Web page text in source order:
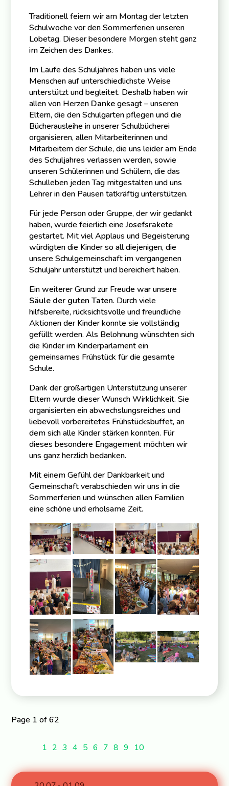
Traditionell feiern wir am Montag der letzten
Schulwoche vor den Sommerferien unseren
Lobetag. Dieser besondere Morgen steht ganz
im Zeichen des Dankes.
Im Laufe des Schuljahres haben uns viele
Menschen auf unterschiedlichste Weise
unterstützt und begleitet. Deshalb haben wir
allen von Herzen Dankegesagt – unseren
Eltern, die den Schulgarten pflegen und die
Bücherausleihe in unserer Schulbücherei
organisieren, allen Mitarbeiterinnen und
Mitarbeitern der Schule, die uns leider am Ende
des Schuljahres verlassen werden, sowie
unseren Schülerinnen und Schülern, die das
Schulleben jeden Tag mitgestalten und uns
Lehrer in den Pausen tatkräftig unterstützen.
Für jede Person oder Gruppe, der wir gedankt
haben, wurde feierlich eineJosefsrakete
gestartet. Mit viel Applaus und Begeisterung
würdigten die Kinder so all diejenigen, die
unsere Schulgemeinschaft im vergangenen
Schuljahr unterstützt und bereichert haben.
Ein weiterer Grund zur Freude war unsere
Säule der guten Taten. Durch viele
hilfsbereite, rücksichtsvolle und freundliche
Aktionen der Kinder konnte sie vollständig
gefüllt werden. Als Belohnung wünschten sich
die Kinder im Kinderparlament ein
gemeinsames Frühstück für die gesamte
Schule.
Dank der großartigen Unterstützung unserer
Eltern wurde dieser Wunsch Wirklichkeit. Sie
organisierten ein abwechslungsreiches und
liebevoll vorbereitetes Frühstücksbuffet, an
dem sich alle Kinder stärken konnten. Für
dieses besondere Engagement möchten wir
uns ganz herzlich bedanken.
Mit einem Gefühl der Dankbarkeit und
Gemeinschaft verabschieden wir uns in die
Sommerferien und wünschen allen Familien
eine schöne und erholsame Zeit.
Page 1 of 62
1 2 3 4 5 6 7 8 9 10